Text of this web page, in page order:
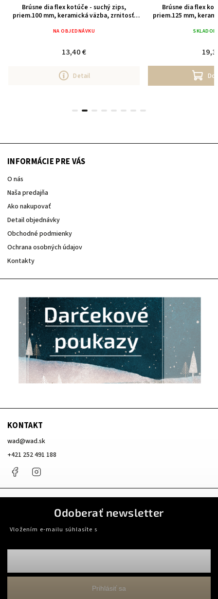
Brúsne dia flex kotúče - suchý zips,
priem.100 mm, keramická väzba, zrnitosť:
NA OBJEDNÁVKU
13,40 €
Detail
Brúsne dia flex
priem.125 mm,
SKLADOM
Do
INFORMÁCIE PRE VÁS
O nás
Naša predajňa
Ako nakupovať
Detail objednávky
Obchodné podmienky
Ochrana osobných údajov
Kontakty
KONTAKT
wad@wad.sk
+421 252 491 188
Facebook
Odoberať newsletter
Vložením e-mailu súhlasíte s
Prihlásiť sa